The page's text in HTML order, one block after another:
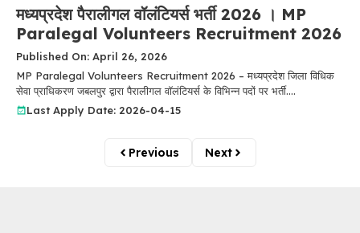
मध्यप्रदेश पैरालीगल वॉलंटियर्स भर्ती 2026 । MP
Paralegal Volunteers Recruitment 2026
Published On: April 26, 2026
MP Paralegal Volunteers Recruitment 2026 – मध्यप्रदेश जिला विधिक
सेवा प्राधिकरण जबलपुर द्वारा पैरालीगल वॉलंटियर्स के विभिन्न पदों पर भर्ती....
Last Apply Date: 2026-04-15
Previous Next